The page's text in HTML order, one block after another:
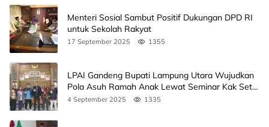
Menteri Sosial Sambut Positif Dukungan DPD RI
untuk Sekolah Rakyat
17 September 2025 1355
LPAI Gandeng Bupati Lampung Utara Wujudkan
Pola Asuh Ramah Anak Lewat Seminar Kak Seto,
Ini Jadwalnya
4 September 2025 1335